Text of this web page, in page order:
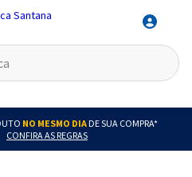
NO MESMO DIADE SUA COMPRA*
CONFIRA AS REGRAS